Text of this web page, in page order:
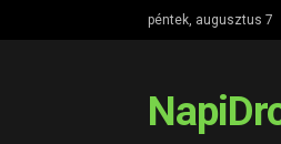
péntek, augusztus 7